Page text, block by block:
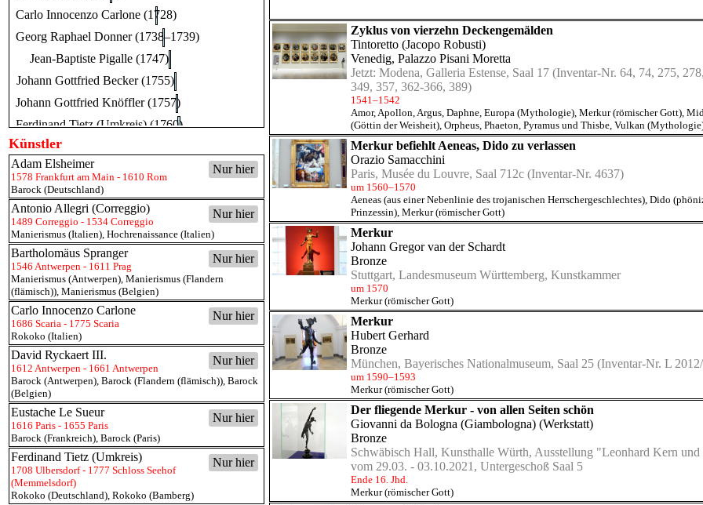
Carlo Innocenzo Carlone (1728)
Georg Raphael Donner (1738–1739)
Jean-Baptiste Pigalle (1747)
Johann Gottfried Becker (1755)
Johann Gottfried Knöffler (1757)
Ferdinand Tietz (Umkreis) (1760)
Jean-Honoré Fragonard (1761)
Gregorio Guglielmi (1766)
Martin Knoller (1784)
Johann Jakob Müller (1805)
Jean-Antoine-Marie Idrac (1878)
Künstler
Nur hier
Adam Elsheimer
1578 Frankfurt am Main - 1610 Rom
Barock (Deutschland)
Nur hier
Antonio Allegri (Correggio)
1489 Correggio - 1534 Correggio
Manierismus (Italien), Hochrenaissance (Italien)
Nur hier
Bartholomäus Spranger
1546 Antwerpen - 1611 Prag
Manierismus (Antwerpen), Manierismus (Flandern
(flämisch)), Manierismus (Belgien)
Nur hier
Carlo Innocenzo Carlone
1686 Scaria - 1775 Scaria
Rokoko (Italien)
Nur hier
David Ryckaert III.
1612 Antwerpen - 1661 Antwerpen
Barock (Antwerpen), Barock (Flandern (flämisch)), Barock
(Belgien)
Nur hier
Eustache Le Sueur
1616 Paris - 1655 Paris
Barock (Frankreich), Barock (Paris)
Nur hier
Ferdinand Tietz (Umkreis)
1708 Ulbersdorf - 1777 Schloss Seehof
(Memmelsdorf)
Rokoko (Deutschland), Rokoko (Bamberg)
Zyklus von vierzehn Deckengemälden
Tintoretto (Jacopo Robusti)
Venedig, Palazzo Pisani Moretta
Jetzt: Modena, Galleria Estense, Saal 17 (Inventar-Nr. 64, 74, 275,
349, 357, 362-366, 389)
1541–1542
Amor,Apollon,Argus, Daphne, Europa (Mythologie), Merkur (römischer Gott),
(Göttin der Weisheit), Orpheus, Phaeton, Pyramus und Thisbe, Vulkan
Merkur befiehlt Aeneas, Dido zu verlassen
Orazio Samacchini
Paris, Musée du Louvre, Saal 712c (Inventar-Nr. 4637)
um 1560–1570
Aeneas (aus einer Nebenlinie des trojanischen Herrschergeschlechtes), Dido
Prinzessin), Merkur (römischer Gott)
Merkur
Johann Gregor van der Schardt
Bronze
Stuttgart, Landesmuseum Württemberg, Kunstkammer
um 1570
Merkur (römischer Gott)
Merkur
Hubert Gerhard
Bronze
München, Bayerisches Nationalmuseum, Saal 25 (Inventar-Nr. L
um 1590–1593
Merkur (römischer Gott)
Der fliegende Merkur - von allen Seiten schön
Giovanni da Bologna (Giambologna) (Werkstatt)
Bronze
Schwäbisch Hall, Kunsthalle Würth, Ausstellung "Leonhard Kern und
vom 29.03. - 03.10.2021, Untergeschoß Saal 5
Ende 16. Jhd.
Merkur (römischer Gott)